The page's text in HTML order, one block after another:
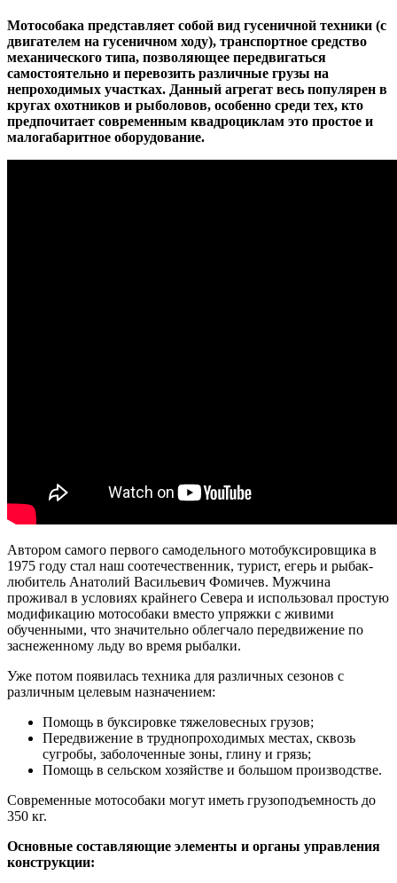
Мотособака представляет собой вид гусеничной техники (с
двигателем на гусеничном ходу), транспортное средство
механического типа, позволяющее передвигаться
самостоятельно и перевозить различные грузы на
непроходимых участках. Данный агрегат весь популярен в
кругах охотников и рыболовов, особенно среди тех, кто
предпочитает современным квадроциклам это простое и
малогабаритное оборудование.
Автором самого первого самодельного мотобуксировщика в
1975 году стал наш соотечественник, турист, егерь и рыбак-
любитель Анатолий Васильевич Фомичев. Мужчина
проживал в условиях крайнего Севера и использовал простую
модификацию мотособаки вместо упряжки с живими
обученными, что значительно облегчало передвижение по
заснеженному льду во время рыбалки.
Уже потом появилась техника для различных сезонов с
различным целевым назначением:
Помощь в буксировке тяжеловесных грузов;
Передвижение в труднопроходимых местах, сквозь
сугробы, заболоченные зоны, глину и грязь;
Помощь в сельском хозяйстве и большом производстве.
Современные мотособаки могут иметь грузоподъемность до
350 кг.
Основные составляющие элементы и органы управления
конструкции: